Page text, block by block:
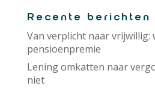
Recente berichten
Van verplicht naar vrijwillig:
pensioenpremie
Lening omkatten naar
niet